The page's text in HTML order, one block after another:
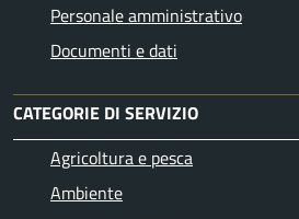
Personale amministrativo
Documenti e dati
CATEGORIE DI SERVIZIO
Agricoltura e pesca
Ambiente